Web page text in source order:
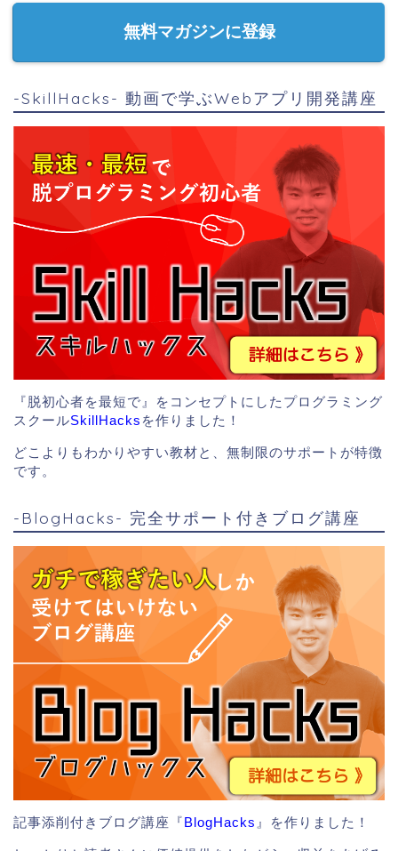
無料マガジンに登録
-SkillHacks- 動画で学ぶWebアプリ開発講座
『脱初心者を最短で』をコンセプトにしたプログラミング
スクールSkillHacks を作りました！
どこよりもわかりやすい教材と、無制限のサポートが特徴
です。
-BlogHacks- 完全サポート付きブログ講座
記事添削付きブログ講座『BlogHacks 』を作りました！